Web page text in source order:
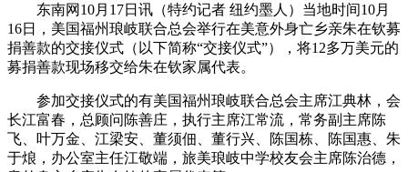
东南网10月17日讯（特约记者 纽约墨人）当地时间10月
16日，美国福州琅岐联合总会举行在美意外身亡乡亲朱在钦募
捐善款的交接仪式（以下简称“交接仪式”），将12多万美元的
募捐善款现场移交给朱在钦家属代表。
参加交接仪式的有美国福州琅岐联合总会主席江典林，会
长江富春，总顾问陈善庄，执行主席江常流，常务副主席陈
飞、叶万金、江梁安、董须佃、董行兴、陈国栋、陈国惠、朱
于烺，办公室主任江敬端，旅美琅岐中学校友会主席陈治德，